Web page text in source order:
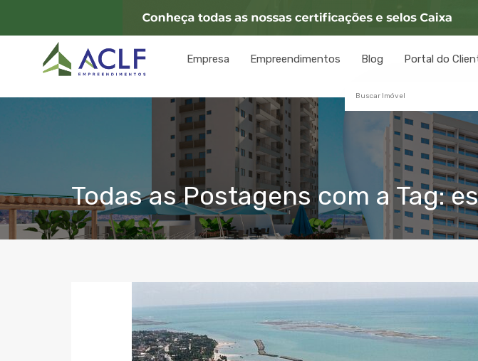
Empresa Empreendimentos Blog Portal do
Buscar Imóvel
Todas as Postagens com a Tag: